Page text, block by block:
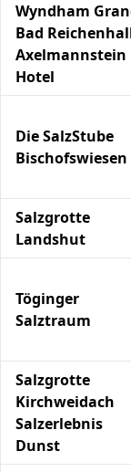
Wyndham
Bad
Axelmannstein
Hotel
Die SalzStube
Bischofswiesen
Salzgrotte
Landshut
Töginger
Salztraum
Salzgrotte
Kirchweidach
Salzerlebnis
Dunst